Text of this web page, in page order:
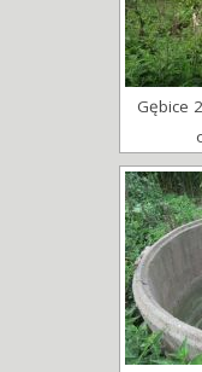
Gębice